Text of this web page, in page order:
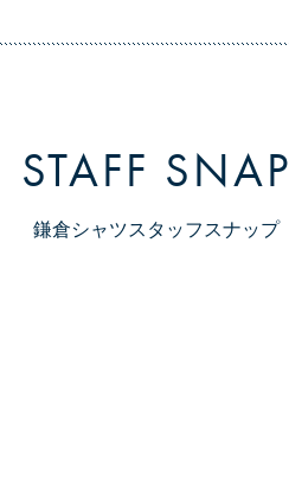
STAFF SNAP
鎌倉シャツスタッフスナップ